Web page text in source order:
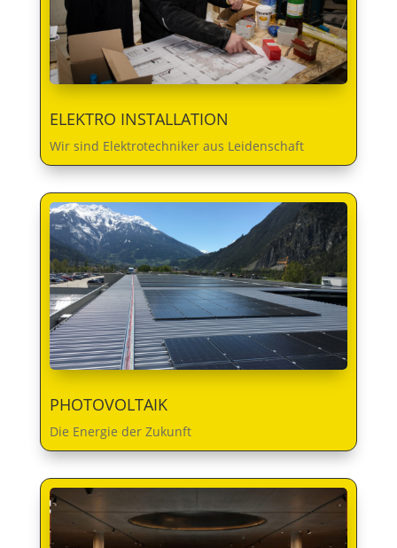
ELEKTRO INSTALLATION
Wir sind Elektrotechniker aus Leidenschaft
PHOTOVOLTAIK
Die Energie der Zukunft